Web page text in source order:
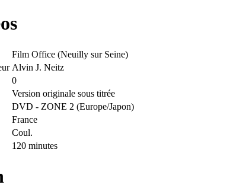
Film Office (Neuilly sur Seine)
Alvin J. Neitz
0
Version originale sous titrée
DVD - ZONE 2 (Europe/Japon)
France
Coul.
120 minutes